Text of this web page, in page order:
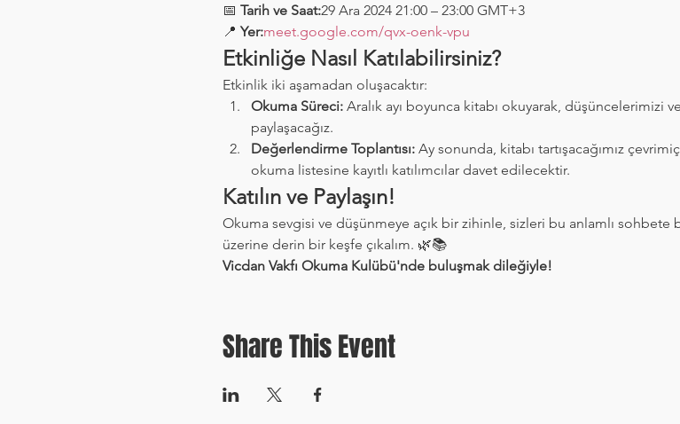
📅 Tarih ve Saat:29 Ara 2024 21:00 – 23:00 GMT+3
📍 Yer:meet.google.com/qvx-oenk-vpu
Etkinliğe Nasıl Katılabilirsiniz?
Etkinlik iki aşamadan oluşacaktır:
Okuma Süreci: Aralık ayı boyunca kitabı okuyarak, düşüncelerimizi
paylaşacağız.
Değerlendirme Toplantısı: Ay sonunda, kitabı tartışacağımız
okuma listesine kayıtlı katılımcılar davet edilecektir.
Katılın ve Paylaşın!
Okuma sevgisi ve düşünmeye açık bir zihinle, sizleri bu anlamlı
üzerine derin bir keşfe çıkalım. 🌿📚
Vicdan Vakfı Okuma Kulübü'nde buluşmak dileğiyle!
Share This Event